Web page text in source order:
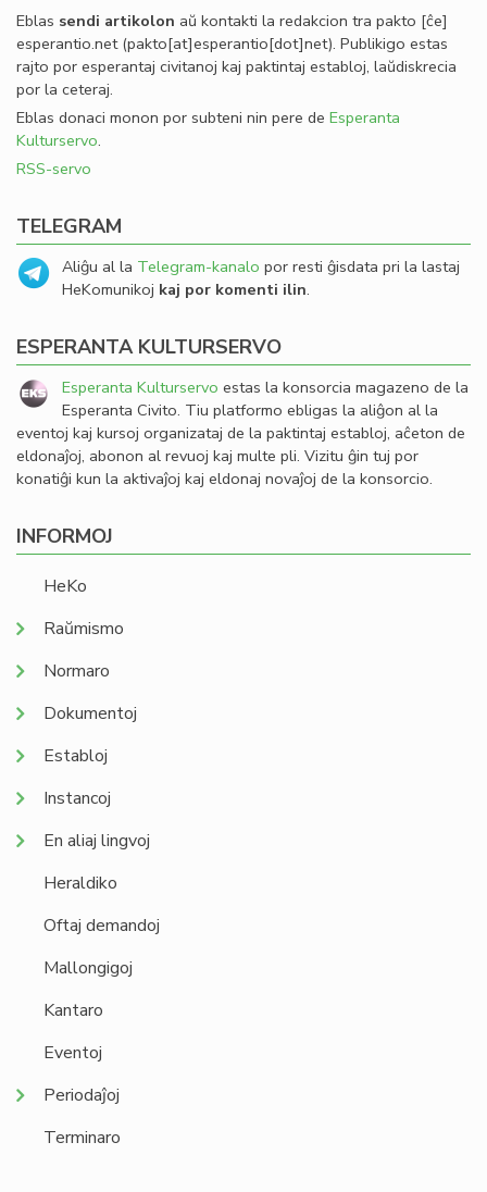
Eblas sendi artikolon aŭ kontakti la redakcion tra pakto [ĉe]
esperantio.net(pakto[at]esperantio[dot]net). Publikigo estas
rajto por esperantaj civitanoj kaj paktintaj establoj, laŭdiskrecia
por la ceteraj.
Eblas donaci monon por subteni nin pere de Esperanta
Kulturservo.
RSS-servo
TELEGRAM
Aliĝu al la Telegram-kanalo por resti ĝisdata pri la lastaj
HeKomunikoj kaj por komenti ilin.
ESPERANTA KULTURSERVO
Esperanta Kulturservo estas la konsorcia magazeno de la
Esperanta Civito. Tiu platformo ebligas la aliĝon al la
eventoj kaj kursoj organizataj de la paktintaj establoj, aĉeton de
eldonaĵoj, abonon al revuoj kaj multe pli. Vizitu ĝin tuj por
konatiĝi kun la aktivaĵoj kaj eldonaj novaĵoj de la konsorcio.
INFORMOJ
HeKo
Raŭmismo
Normaro
Dokumentoj
Establoj
Instancoj
En aliaj lingvoj
Heraldiko
Oftaj demandoj
Mallongigoj
Kantaro
Eventoj
Periodaĵoj
Terminaro